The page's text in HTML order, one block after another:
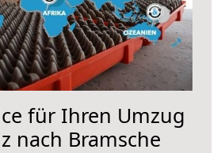
für Ihren Umzug
nach Bramsche